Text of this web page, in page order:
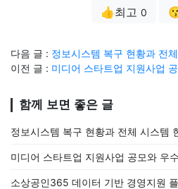
👍최고 0
다음 글 : 정보시스템 복구 현황과 전
이전 글 : 미디어 스타트업 지원사업
함께 보면 좋은 글
정보시스템 복구 현황과 전체 시스템
미디어 스타트업 지원사업 공모와 우
소상공인365 데이터 기반 경영지원